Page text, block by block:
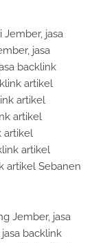
Jember, jasa
jasa
backlink
artikel
artikel
artikel
artikel
artikel
artikel Sebanen
Jember, jasa
backlink